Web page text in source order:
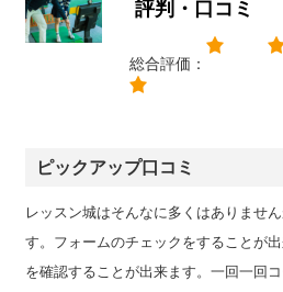
評判・口コミ
総合評価：
ピックアップ口コミ
レッスン城はそんなに多くはありませ
す。フォームのチェックをすることが
を確認することが出来ます。一回一回